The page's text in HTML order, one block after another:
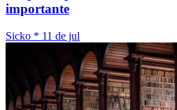
importante
Sicko * 11 de jul